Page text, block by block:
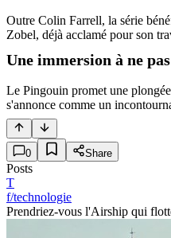
Outre Colin Farrell, la série
Zobel, déjà acclamé pour son
Une immersion à ne
Le Pingouin promet une
s'annonce comme un
0 Share
Posts
T
f/technologie
Prendriez-vous l'Airship qui